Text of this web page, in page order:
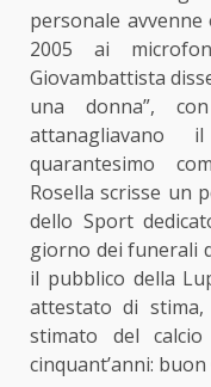
personale
2005 ai
Giovambattista
una donna”,
quarantesimo
Rosella scrisse un
dello Sport
giorno dei funerali
il pubblico della
attestato di
stimato del
cinquant’anni: